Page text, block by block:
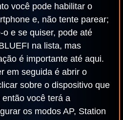
você pode habilitar o
e, não tente parear;
e se quiser, pode até
na lista, mas
é importante até aqui.
em seguida é abrir o
sobre o dispositivo que
você terá a
os modos AP, Station